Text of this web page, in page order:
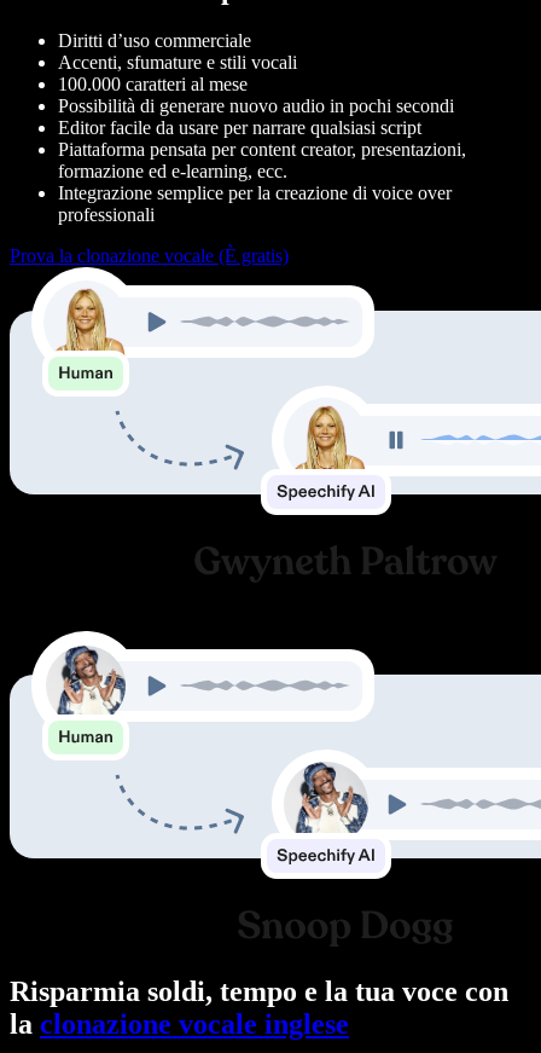
Diritti d’uso commerciale
Accenti, sfumature e stili vocali
100.000 caratteri al mese
Possibilità di generare nuovo audio in pochi secondi
Editor facile da usare per narrare qualsiasi script
Piattaforma pensata per content creator, presentazioni,
formazione ed e-learning, ecc.
Integrazione semplice per la creazione di voice over
professionali
Prova la clonazione vocale (È gratis)
Risparmia soldi, tempo e la tua voce con
la clonazione vocale inglese